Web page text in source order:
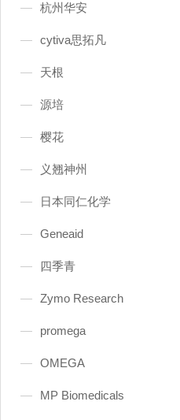
杭州华安
cytiva思拓凡
天根
源培
樱花
义翘神州
日本同仁化学
Geneaid
四季青
Zymo Research
promega
OMEGA
MP Biomedicals